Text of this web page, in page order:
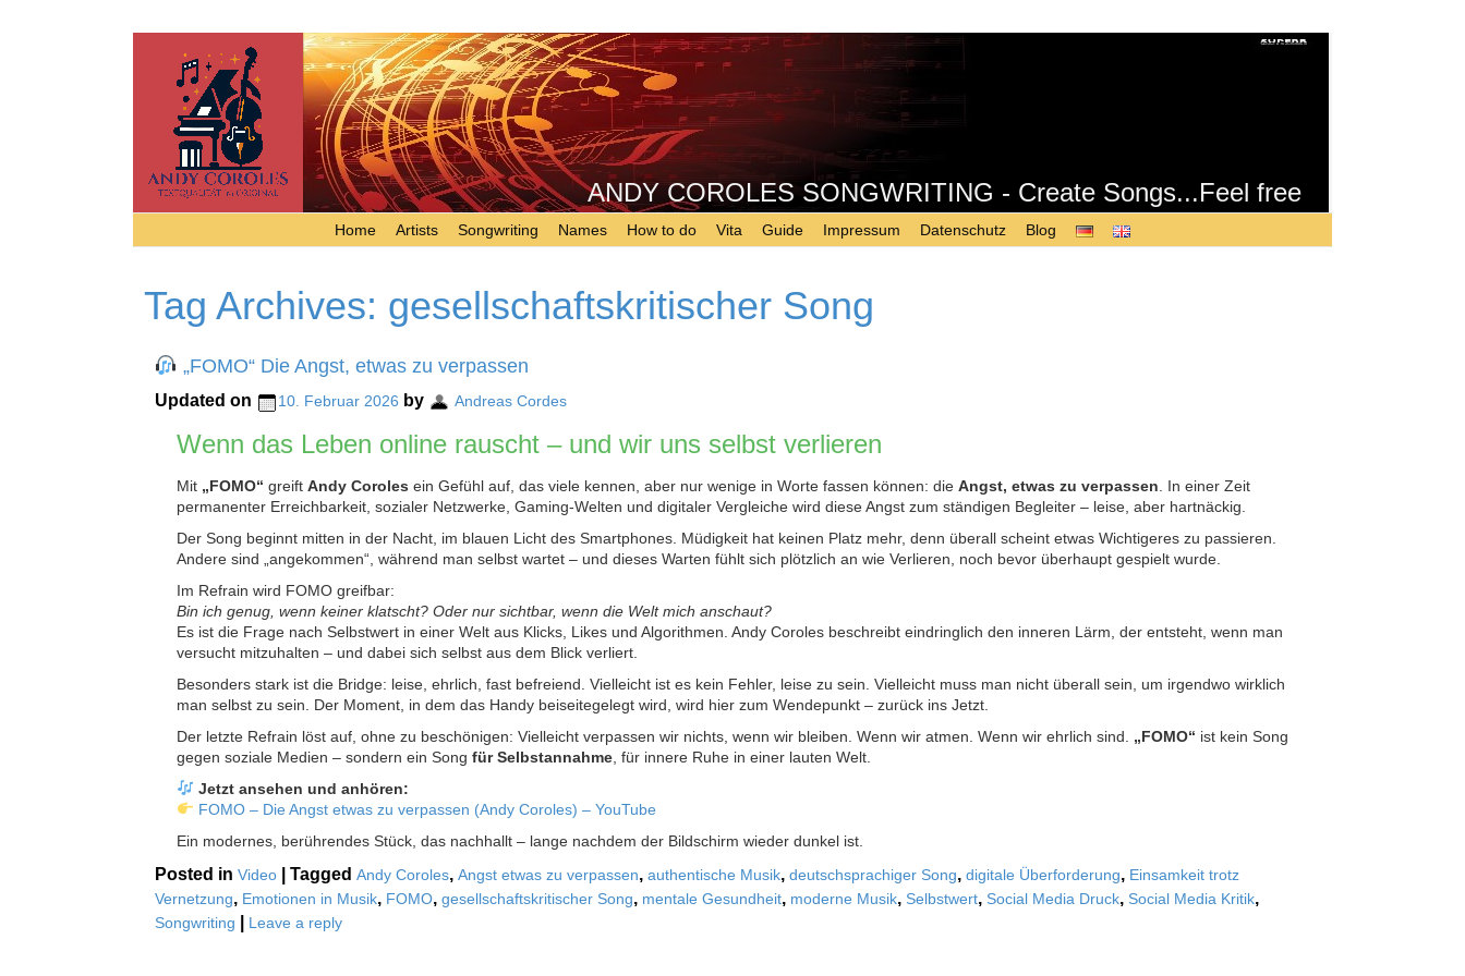
ANDY COROLES SONGWRITING - Create Songs...Feel free
Home Artists Songwriting Names How to do Vita Guide Impressum Datenschutz Blog
Tag Archives: gesellschaftskritischer Song
„FOMO“ Die Angst, etwas zu verpassen
Updated on 10. Februar 2026 by Andreas Cordes
Wenn das Leben online rauscht – und wir uns selbst verlieren
Mit „FOMO“ greift Andy Coroles ein Gefühl auf, das viele kennen, aber nur wenige in Worte fassen können: die Angst, etwas zu verpassen . In einer Zeit
permanenter Erreichbarkeit, sozialer Netzwerke, Gaming-Welten und digitaler Vergleiche wird diese Angst zum ständigen Begleiter – leise, aber hartnäckig.
Der Song beginnt mitten in der Nacht, im blauen Licht des Smartphones. Müdigkeit hat keinen Platz mehr, denn überall scheint etwas Wichtigeres zu passieren.
Andere sind „angekommen“, während man selbst wartet – und dieses Warten fühlt sich plötzlich an wie Verlieren, noch bevor überhaupt gespielt wurde.
Im Refrain wird FOMO greifbar:
Bin ich genug, wenn keiner klatscht? Oder nur sichtbar, wenn die Welt mich anschaut?
Es ist die Frage nach Selbstwert in einer Welt aus Klicks, Likes und Algorithmen. Andy Coroles beschreibt eindringlich den inneren Lärm, der entsteht, wenn man
versucht mitzuhalten – und dabei sich selbst aus dem Blick verliert.
Besonders stark ist die Bridge: leise, ehrlich, fast befreiend. Vielleicht ist es kein Fehler, leise zu sein. Vielleicht muss man nicht überall sein, um irgendwo wirklich
man selbst zu sein. Der Moment, in dem das Handy beiseitegelegt wird, wird hier zum Wendepunkt – zurück ins Jetzt.
Der letzte Refrain löst auf, ohne zu beschönigen: Vielleicht verpassen wir nichts, wenn wir bleiben. Wenn wir atmen. Wenn wir ehrlich sind. „FOMO“ ist kein Song
gegen soziale Medien – sondern ein Song für Selbstannahme , für innere Ruhe in einer lauten Welt.
Jetzt ansehen und anhören:
FOMO – Die Angst etwas zu verpassen (Andy Coroles) – YouTube
Ein modernes, berührendes Stück, das nachhallt – lange nachdem der Bildschirm wieder dunkel ist.
Posted in Video Tagged Andy Coroles, Angst etwas zu verpassen, authentische Musik, deutschsprachiger Song, digitale Überforderung, Einsamkeit trotz
Vernetzung, Emotionen in Musik, FOMO, gesellschaftskritischer Song, mentale Gesundheit, moderne Musik, Selbstwert, Social Media Druck, Social Media Kritik,
Songwriting Leave a reply